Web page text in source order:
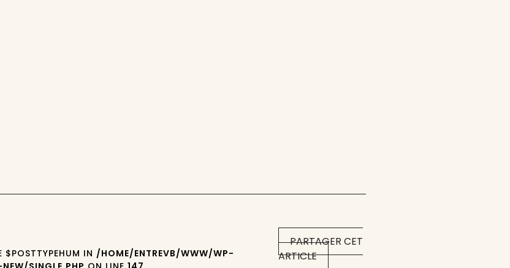
PARTAGER CET
ARTICLE
$POSTTYPEHUM IN /HOME/ENTREVB/WWW/WP-